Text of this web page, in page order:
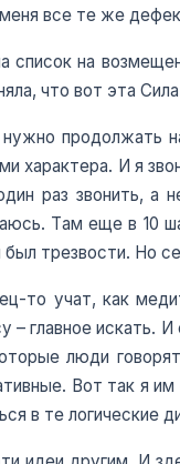
все те же
список на
что вот эта
продолжать
характера. И я
раз звонить, а
Там еще в 10
трезвости. Но
то учат, как
– главное искать.
люди
Вот так я
в те логические